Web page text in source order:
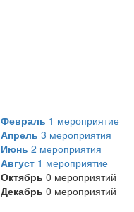
Февраль 1 мероприятие
Апрель 3 мероприятия
Июнь 2 мероприятия
Август 1 мероприятие
Октябрь 0 мероприятий
Декабрь 0 мероприятий